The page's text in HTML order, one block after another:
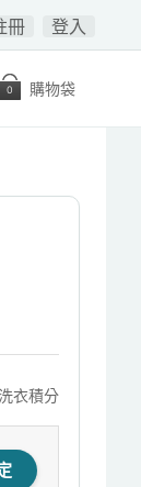
冊 登入
購物袋
0
衣積分